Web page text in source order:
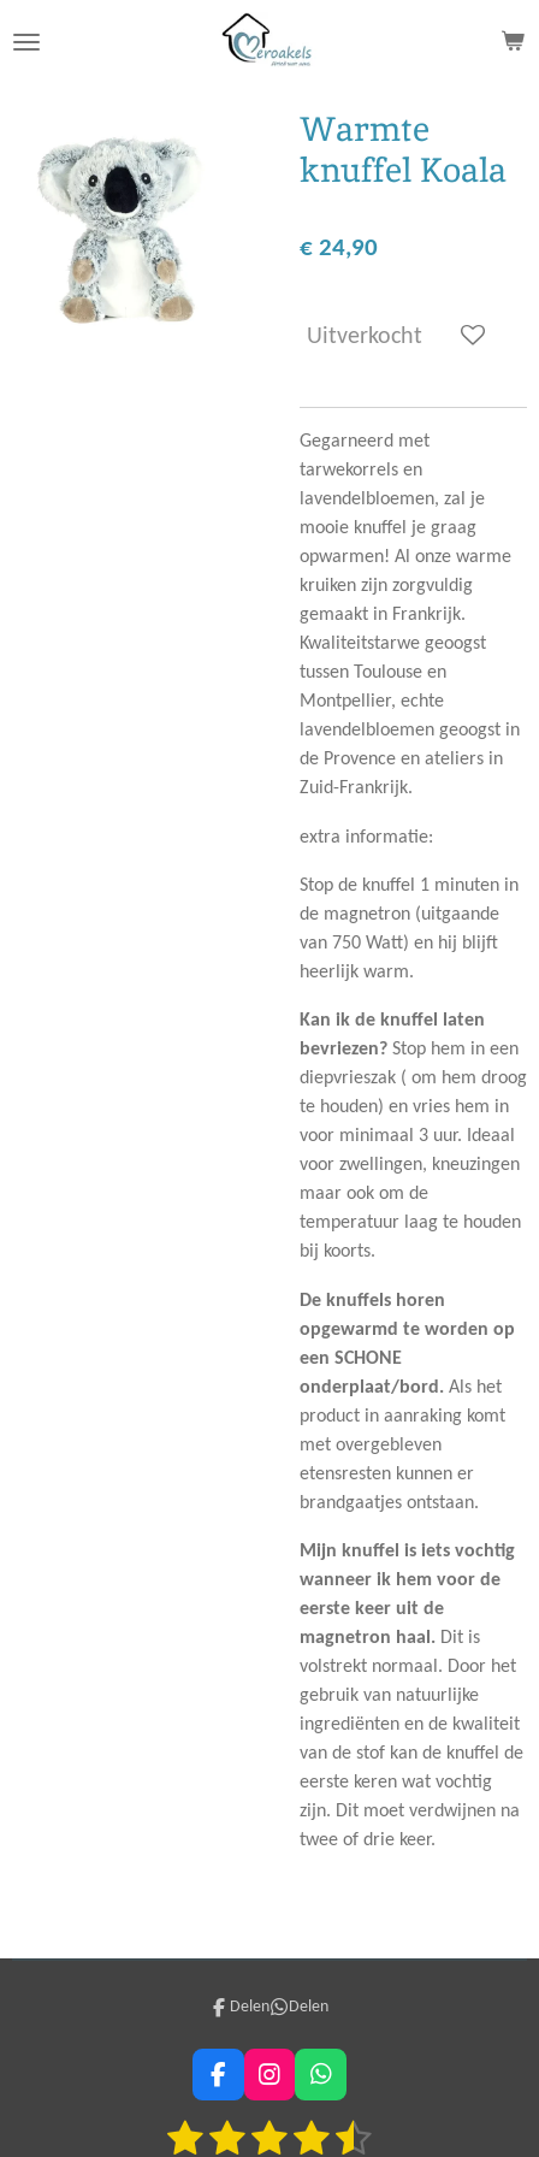
direct
hoofdinhoud
Warmte
knuffel Koala
€ 24,90
Uitverkocht
Gegarneerd met
tarwekorrels en
lavendelbloemen, zal je
mooie knuffel je graag
opwarmen! Al onze warme
kruiken zijn zorgvuldig
gemaakt in Frankrijk.
Kwaliteitstarwe geoogst
tussen Toulouse en
Montpellier, echte
lavendelbloemen geoogst in
de Provence en ateliers in
Zuid-Frankrijk.
extra informatie:
Stop de knuffel 1 minuten in
de magnetron (uitgaande
van 750 Watt) en hij blijft
heerlijk warm.
Kan ik de knuffel laten
bevriezen? Stop hem in een
diepvrieszak ( om hem droog
te houden) en vries hem in
voor minimaal 3 uur. Ideaal
voor zwellingen, kneuzingen
maar ook om de
temperatuur laag te houden
bij koorts.
De knuffels horen
opgewarmd te worden op
een SCHONE
onderplaat/bord. Als het
product in aanraking komt
met overgebleven
etensresten kunnen er
brandgaatjes ontstaan.
Mijn knuffel is iets vochtig
wanneer ik hem voor de
eerste keer uit de
magnetron haal. Dit is
volstrekt normaal. Door het
gebruik van natuurlijke
ingrediënten en de kwaliteit
van de stof kan de knuffel de
eerste keren wat vochtig
zijn. Dit moet verdwijnen na
twee of drie keer.
Delen Delen
F
a
c
e
I
n
s
t
W
h
a
t
1 2 3 4 5